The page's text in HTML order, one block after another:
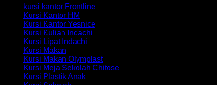
kursi kantor Frontline
Kursi Kantor HM
Kursi Kantor Yesnice
Kursi Kuliah Indachi
Kursi Lipat Indachi
Kursi Makan
Kursi Makan Olymplast
Kursi Meja Sekolah Chitose
Kursi Plastik Anak